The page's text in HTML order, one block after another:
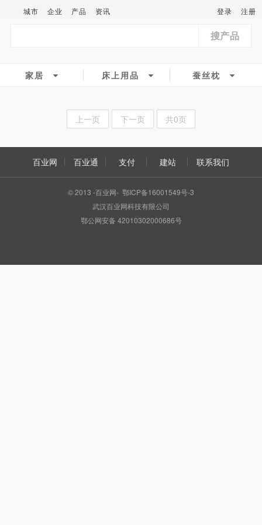
城市 企业 产品 资讯 登录 注册
搜产品
家居 床上用品 蚕丝枕
上一页 下一页 共0页
百业网 百业通 支付 建站 联系我们
© 2013 -百业网- 鄂ICP备16001549号-3
武汉百业网科技有限公司
鄂公网安备 42010302000686号